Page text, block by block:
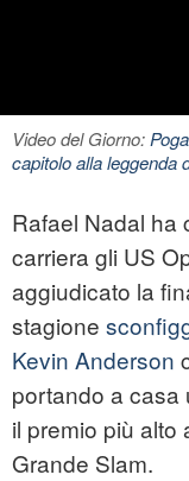
Video del Giorno:
capitolo alla leggenda
Rafael Nadal ha
carriera gli US
aggiudicato la
stagione
Kevin Anderson
portando a casa
il premio più alto
Grande Slam.